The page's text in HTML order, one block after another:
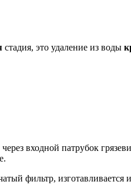
стадия, это удаление из воды
входной патрубок
фильтр, изготавливается